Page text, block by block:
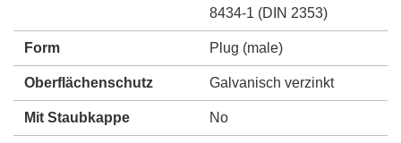
8434-1 (DIN 2353)
Form Plug (male)
Oberflächenschutz Galvanisch verzinkt
Mit Staubkappe No